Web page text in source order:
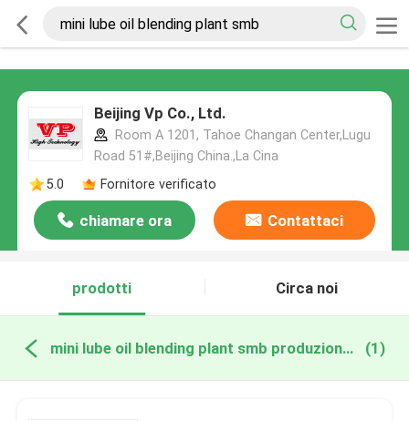
Beijing Vp Co., Ltd.
Room A 1201, Tahoe Changan Center,Lugu
Road 51#,Beijing China.,La Cina
5.0
Fornitore verificato
chiamare ora Contattaci
prodotti Circa noi
mini lube oil blending plant smb produzione online (1)